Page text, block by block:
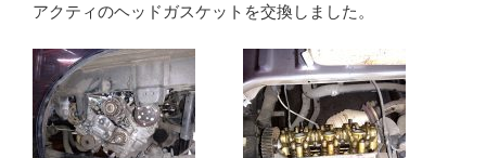
アクティのヘッドガスケットを交換しました。